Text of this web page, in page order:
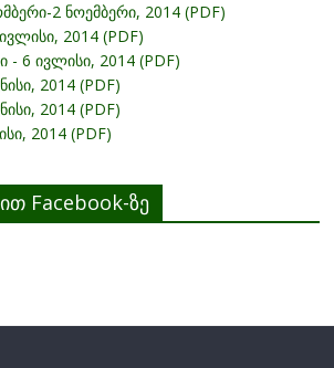
2 ნოემბერი, 2014 (PDF)
2014 (PDF)
- 6 ივლისი, 2014 (PDF)
2014 (PDF)
2014 (PDF)
2014 (PDF)
Facebook-ზე